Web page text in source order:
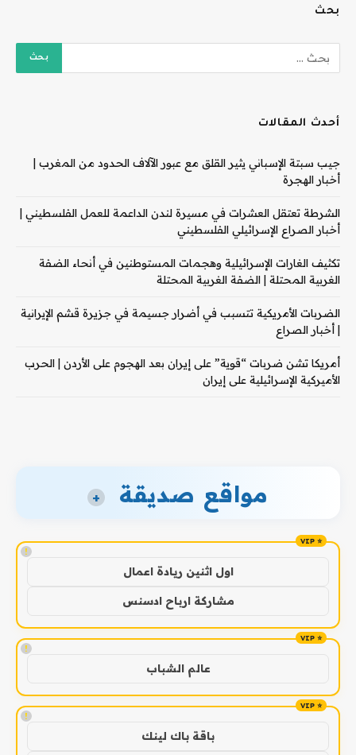
بحث
أحدث المقالات
جيب سبتة الإسباني يثير القلق مع عبور الآلاف الحدود من المغرب |
أخبار الهجرة
الشرطة تعتقل العشرات في مسيرة لندن الداعمة للعمل الفلسطيني |
أخبار الصراع الإسرائيلي الفلسطيني
تكثيف الغارات الإسرائيلية وهجمات المستوطنين في أنحاء الضفة
الغربية المحتلة | الضفة الغربية المحتلة
الضربات الأمريكية تتسبب في أضرار جسيمة في جزيرة قشم الإيرانية
| أخبار الصراع
أمريكا تشن ضربات “قوية” على إيران بعد الهجوم على الأردن | الحرب
الأميركية الإسرائيلية على إيران
مواقع صديقة +
!
اول اثنين ريادة اعمال
مشاركة ارباح ادسنس
!
عالم الشباب
!
باقة باك لينك